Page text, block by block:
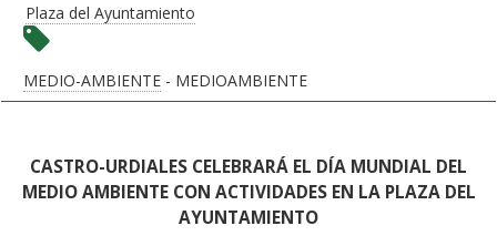
Plaza del Ayuntamiento
MEDIO-AMBIENTE - MEDIOAMBIENTE
CASTRO-URDIALES CELEBRARÁ EL DÍA MUNDIAL DEL
MEDIO AMBIENTE CON ACTIVIDADES EN LA PLAZA DEL
AYUNTAMIENTO